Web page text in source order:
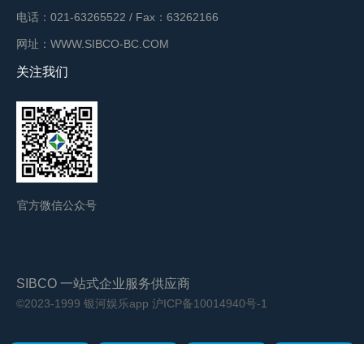
电话：021-63265522 / Fax：63262166
网址：WWW.SIBCO-BC.COM
关注我们
官方微信公众号
SIBCO 一站式企业服务供应商
©2023-1999 银河娱乐app 沪ICP备10014940号-1